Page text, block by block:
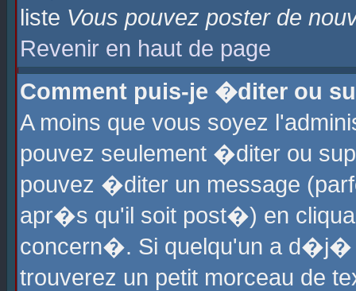
liste Vous pouvez poster de
Revenir en haut de page
Comment puis-je �diter ou
A moins que vous soyez
pouvez seulement �diter ou
pouvez �diter un message
apr�s qu'il soit post�) en
concern�. Si quelqu'un a
trouverez un petit morceau de